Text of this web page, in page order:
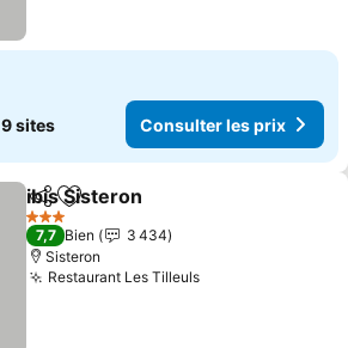
9 sites Consulter les prix
PartagerAjouter à mes favoris
ibis Sisteron
3 Étoiles
7,7 Bien
3 434
Sisteron
Restaurant Les TilleulsConsulter les